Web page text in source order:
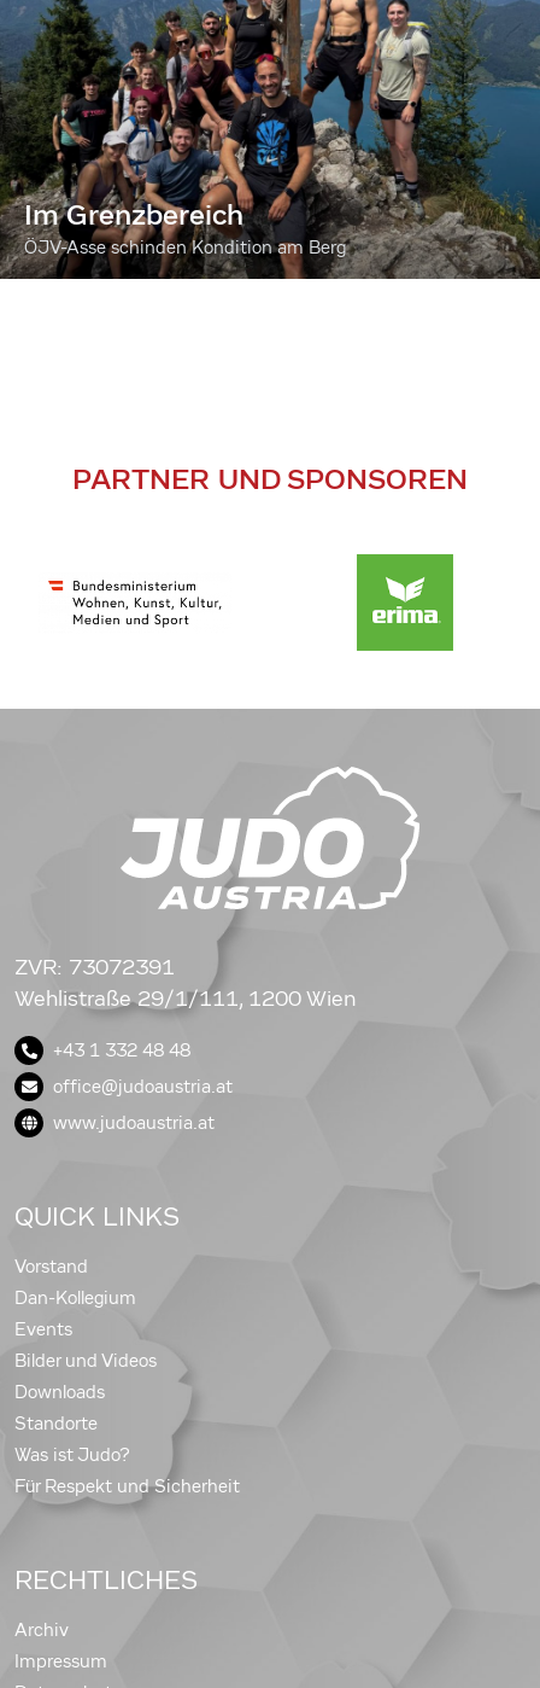
Im Grenzbereich
ÖJV-Asse schinden Kondition am Berg
PARTNER UND SPONSOREN
ZVR: 73072391
Wehlistraße 29/1/111, 1200 Wien
+43 1 332 48 48
office@judoaustria.at
www.judoaustria.at
QUICK LINKS
Vorstand
Dan-Kollegium
Events
Bilder und Videos
Downloads
Standorte
Was ist Judo?
Für Respekt und Sicherheit
RECHTLICHES
Archiv
Impressum